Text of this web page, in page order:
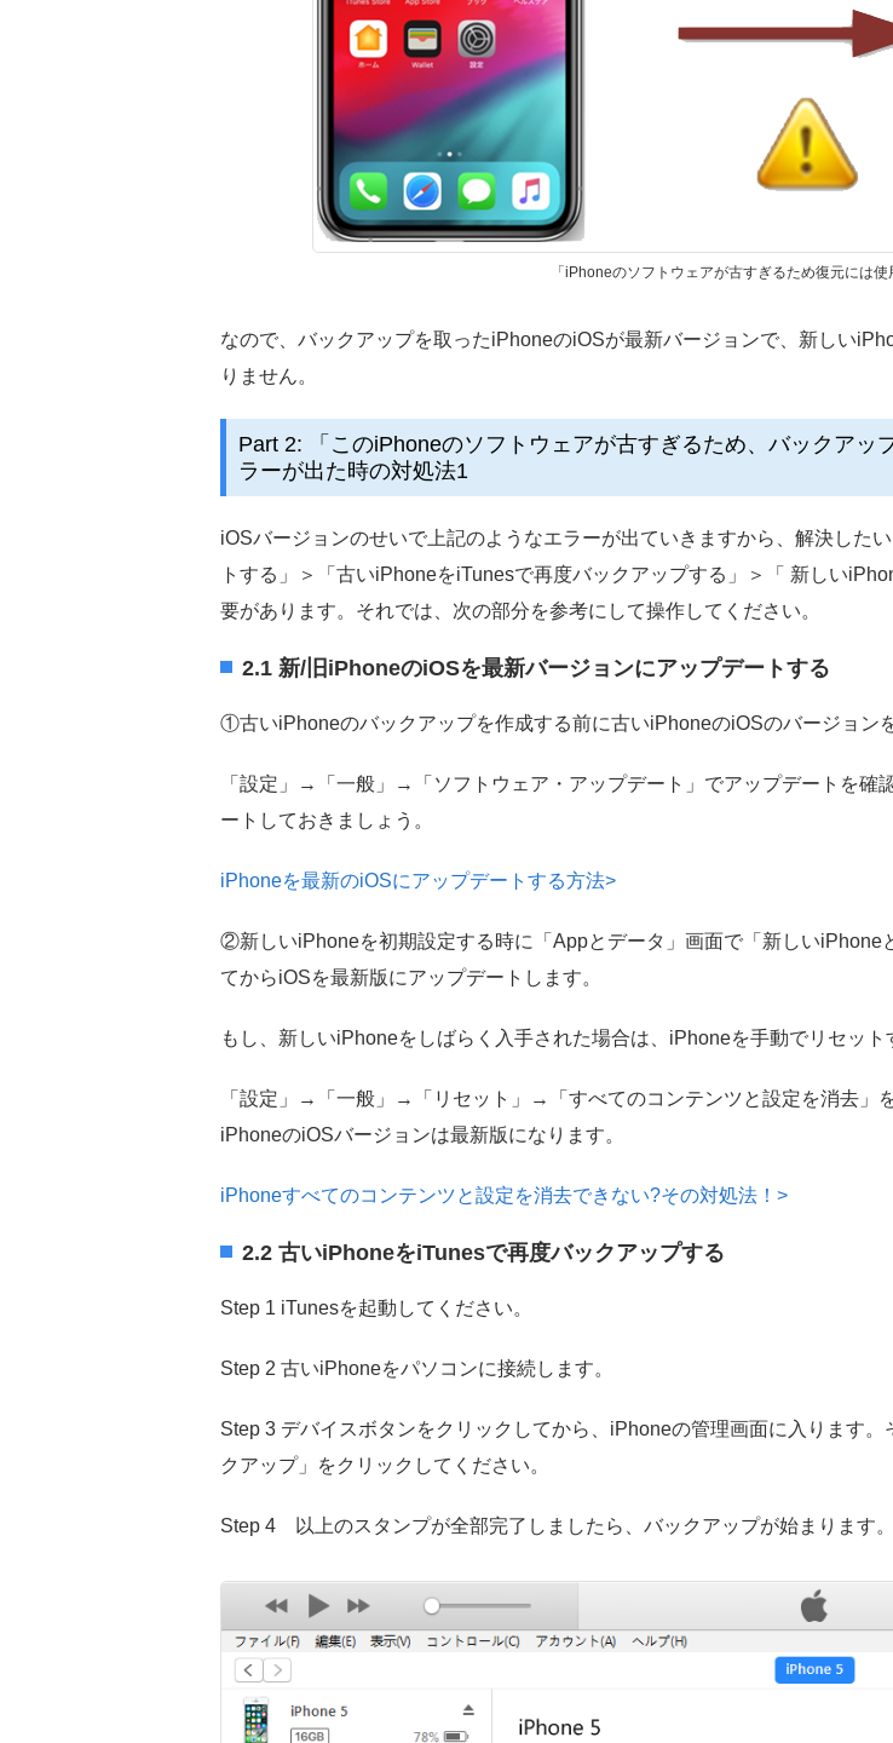
「iPhoneのソフトウェアが古すぎるため復元には
なので、バックアップを取ったiPhoneのiOSが最新バージョンで、新しい
りません。
Part 2: 「このiPhoneのソフトウェアが古すぎるため、バックアッ
ラーが出た時の対処法1
iOSバージョンのせいで上記のようなエラーが出ていきますから、解決した
トする」＞「古いiPhoneをiTunesで再度バックアップする」＞「 新しい
要があります。それでは、次の部分を参考にして操作してください。
2.1 新/旧iPhoneのiOSを最新バージョンにアップデートする
①古いiPhoneのバックアップを作成する前に古いiPhoneのiOSのバージョン
「設定」→「一般」→「ソフトウェア・アップデート」でアップデートを確
ートしておきましょう。
iPhoneを最新のiOSにアップデートする方法>
②新しいiPhoneを初期設定する時に「Appとデータ」画面で「新しいiPhone
てからiOSを最新版にアップデートします。
もし、新しいiPhoneをしばらく入手された場合は、iPhoneを手動でリセット
「設定」→「一般」→「リセット」→「すべてのコンテンツと設定を消去」
iPhoneのiOSバージョンは最新版になります。
iPhoneすべてのコンテンツと設定を消去できない?その対処法！>
2.2 古いiPhoneをiTunesで再度バックアップする
Step 1 iTunesを起動してください。
Step 2 古いiPhoneをパソコンに接続します。
Step 3 デバイスボタンをクリックしてから、iPhoneの管理画面に入ります
クアップ」をクリックしてください。
Step 4 以上のスタンプが全部完了しましたら、バックアップが始まります。